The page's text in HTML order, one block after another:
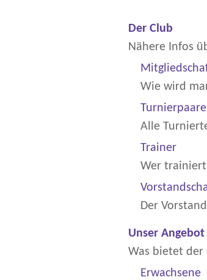
Der Club
Nähere Infos
Wie wird
Turnierpaare
Alle
Trainer
Wer trainiert
Der
Unser Angebot
Was bietet der
Erwachsene